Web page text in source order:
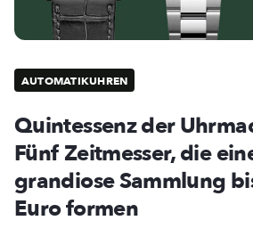
AUTOMATIKUHREN
Quintessenz der
Fünf Zeitmesser, die
grandiose Sammlung
Euro formen